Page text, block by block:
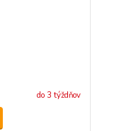
do 3 týždňov